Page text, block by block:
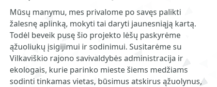
Mūsų manymu, mes privalome po savęs palikti
žalesnę aplinką, mokyti tai daryti jaunesniąją kartą.
Todėl beveik pusę šio projekto lėšų paskyrėme
ąžuoliukų įsigijimui ir sodinimui. Susitarėme su
Vilkaviškio rajono savivaldybės administracija ir
ekologais, kurie parinko mieste šiems medžiams
sodinti tinkamas vietas, būsimus atskirus ąžuolynus,